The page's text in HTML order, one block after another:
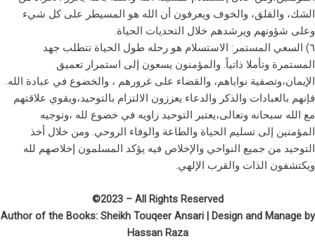
الشك، والقلق، والخوف ويعرفون أن الله هو المسيطر على كل شيء
وعلى شؤونهم ويرشدهم خلال التحديات الحياة.
٦) السعي المستمر: الاستسلام هو رحله طول الحياة تتطلب جهد
المستمرة وتأملا ذاتياً. والمؤمنون يسعون إلى استمرار تعميق
الإيمان،وتصفية نواياهم، والقضاء على غرورهم ، والخضوع في عبادة الله.
فإنهم بالعبادات والذكر والدعاء يعززون الالتزام بالتوحيد،ويقوي علاقتهم
مع الله سبحانه وتعالى،يعتبر التوحيد زاويه في خضوع لله ،وتوجيه
المؤمنين إلى تسليم الحياة والطاعة والوفاء الروحي. ومن خلال أخذ
التوحيد من جميع النواحي والإخلاص فيه يؤكد المسلمون إخلاصهم لله
ويكتشفون الذات والقرب الإلهي.
©2023 – All Rights Reserved
Author of the Books: Sheikh Touqeer Ansari | Design and Manage by
Hassan Raza